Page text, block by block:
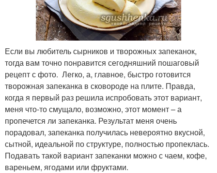
Если вы любитель сырников и творожных запеканок,
тогда вам точно понравится сегодняшний пошаговый
рецепт с фото. Легко, а, главное, быстро готовится
творожная запеканка в сковороде на плите. Правда,
когда я первый раз решила испробовать этот вариант,
меня что-то смущало, возможно, этот момент – а
пропечется ли запеканка. Результат меня очень
порадовал, запеканка получилась невероятно вкусной,
сытной, идеальной по структуре, полностью пропеклась.
Подавать такой вариант запеканки можно с чаем, кофе,
вареньем, ягодами или фруктами.